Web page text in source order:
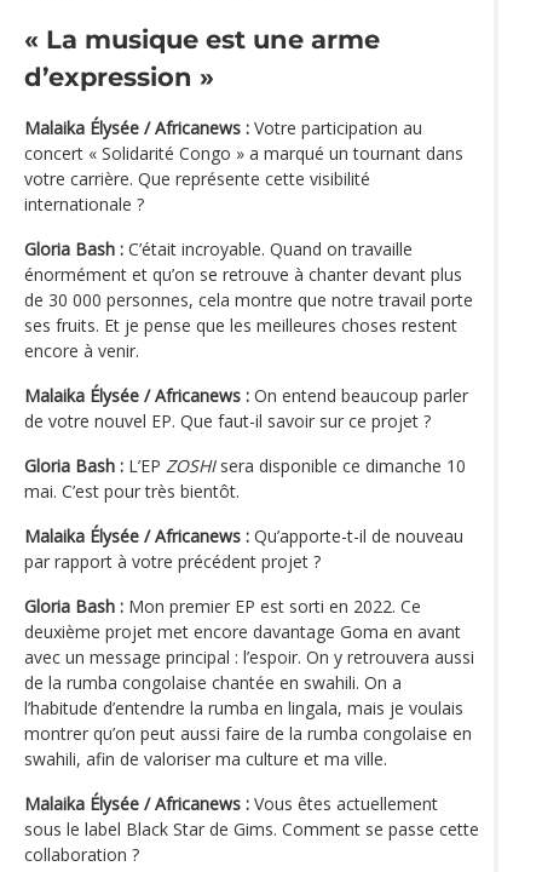
« La musique est une arme
d’expression »
Malaika Élysée / Africanews : Votre participation au
concert « Solidarité Congo » a marqué un tournant dans
votre carrière. Que représente cette visibilité
internationale ?
Gloria Bash : C’était incroyable. Quand on travaille
énormément et qu’on se retrouve à chanter devant plus
de 30 000 personnes, cela montre que notre travail porte
ses fruits. Et je pense que les meilleures choses restent
encore à venir.
Malaika Élysée / Africanews : On entend beaucoup parler
de votre nouvel EP. Que faut-il savoir sur ce projet ?
Gloria Bash : L’EP ZOSHIsera disponible ce dimanche 10
mai. C’est pour très bientôt.
Malaika Élysée / Africanews : Qu’apporte-t-il de nouveau
par rapport à votre précédent projet ?
Gloria Bash : Mon premier EP est sorti en 2022. Ce
deuxième projet met encore davantage Goma en avant
avec un message principal : l’espoir. On y retrouvera aussi
de la rumba congolaise chantée en swahili. On a
l’habitude d’entendre la rumba en lingala, mais je voulais
montrer qu’on peut aussi faire de la rumba congolaise en
swahili, afin de valoriser ma culture et ma ville.
Malaika Élysée / Africanews : Vous êtes actuellement
sous le label Black Star de Gims. Comment se passe cette
collaboration ?